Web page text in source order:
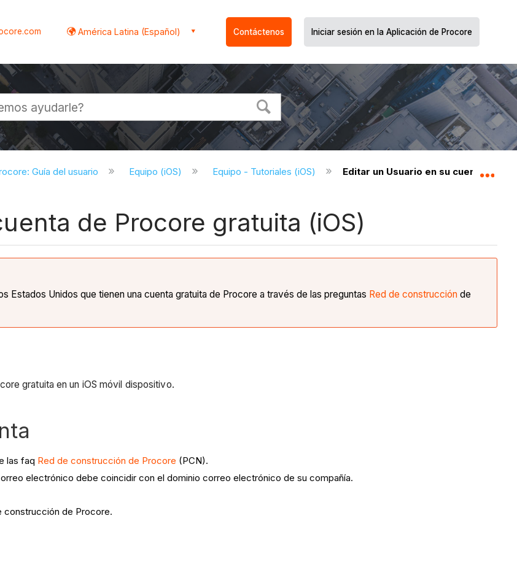
América Latina (Español) Contáctenos Iniciar sesión en la Aplicación de Procore
Guía del usuario Equipo (iOS) Equipo - Tutoriales (iOS) Editar un Usuario en su cuenta de
de Procore gratuita (iOS)
Estados Unidos que tienen una cuenta gratuita de Procore a través de las preguntas Red de construcción de
gratuita en un iOS móvil dispositivo.
las faq Red de construcción de Procore (PCN).
electrónico debe coincidir con el dominio correo electrónico de su compañía.
construcción de Procore.